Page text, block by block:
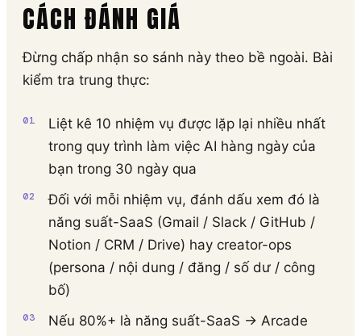
CÁCH ĐÁNH GIÁ
Đừng chấp nhận so sánh này theo bề ngoài. Bài
kiểm tra trung thực:
Liệt kê 10 nhiệm vụ được lặp lại nhiều nhất
trong quy trình làm việc AI hàng ngày của
bạn trong 30 ngày qua
Đối với mỗi nhiệm vụ, đánh dấu xem đó là
năng suất-SaaS (Gmail / Slack / GitHub /
Notion / CRM / Drive) hay creator-ops
(persona / nội dung / đăng / số dư / công
bố)
Nếu 80%+ là năng suất-SaaS → Arcade